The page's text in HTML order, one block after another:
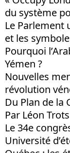
du système
Le Parlement
et les
Pourquoi
Yémen ?
Nouvelles
révolution
Du Plan de la
Par Léon
Le 34e
Université